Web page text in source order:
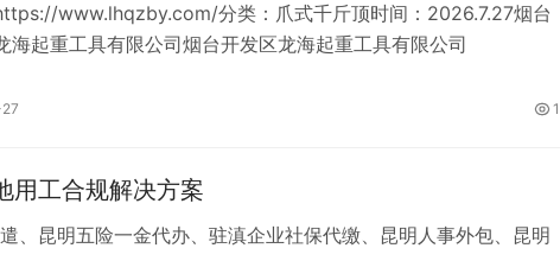
www.lhqzby.com/分类：爪式千斤顶时间：2026.7.27烟台
海起重工具有限公司烟台开发区龙海起重工具有限公司
1
用工合规解决方案
、昆明五险一金代办、驻滇企业社保代缴、昆明人事外包、昆明